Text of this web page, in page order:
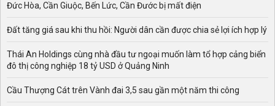
Đức Hòa, Cần Giuộc, Bến Lức, Cần Đước bị mất điện
Đất tăng giá sau khi thu hồi: Người dân cần được chia sẻ lợi ích hợp lý
Thái An Holdings cùng nhà đầu tư ngoại muốn làm tổ hợp cảng biển
đô thị công nghiệp 18 tỷ USD ở Quảng Ninh
Cầu Thượng Cát trên Vành đai 3,5 sau gần một năm thi công